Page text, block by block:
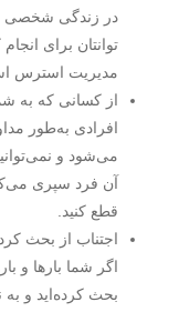
در زندگی شخصی و
توانتان برای
مدیریت استرس
از کسانی که به
افرادی به‌طور
می‌شود و
آن فرد سپری
قطع کنید.
اگر شما بارها و
بحث کرده‌اید و به